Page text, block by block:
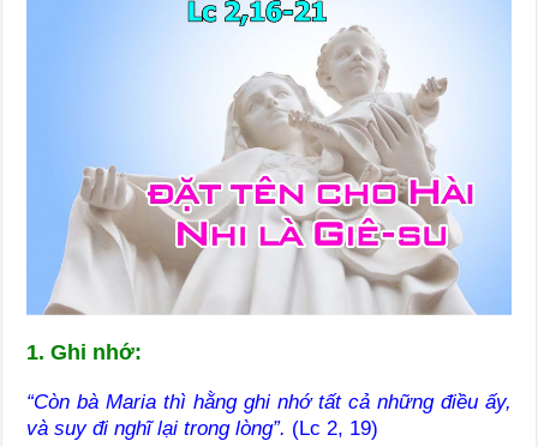
1. Ghi nhớ:
“Còn bà Maria thì hằng ghi nhớ tất cả những điều ấy,
và suy đi nghĩ lại trong lòng”. (Lc 2, 19)